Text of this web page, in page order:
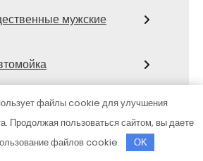
мужские
центр
файлы cookie для улучшения
Продолжая пользоваться сайтом, вы даете
файлов cookie.
OK